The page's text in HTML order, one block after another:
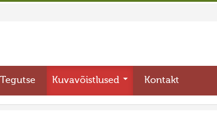
Tegutse Kuvavõistlused Kontakt